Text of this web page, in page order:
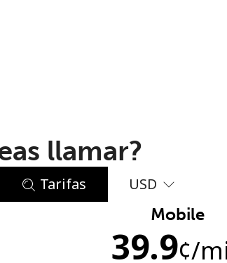
llamar?
Tarifas USD
Mobile
39.9¢/